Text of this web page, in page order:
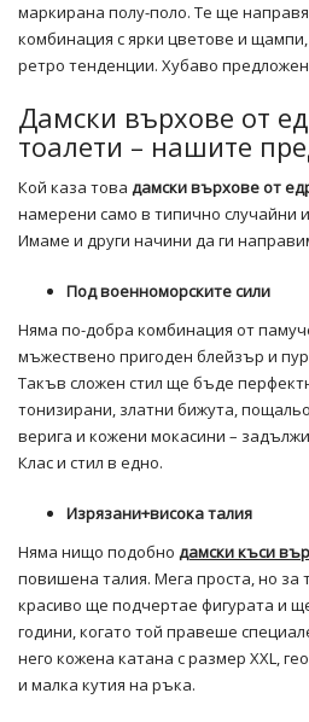
маркирана полу-поло. Те ще
комбинация с ярки цветове и
ретро тенденции. Хубаво
Дамски върхове от
тоалети – нашите
Кой каза това дамски върхове от
намерени само в типично случайни
Имаме и други начини да ги
Под военноморските сили
Няма по-добра комбинация от
мъжествено пригоден блейзър и
Такъв сложен стил ще бъде
тонизирани, златни бижута,
верига и кожени мокасини –
Клас и стил в едно.
Изрязани+висока талия
Няма нищо подобно дамски къси
повишена талия. Мега проста, но за
красиво ще подчертае фигурата и
години, когато той правеше
него кожена катана с размер XXL,
и малка кутия на ръка.